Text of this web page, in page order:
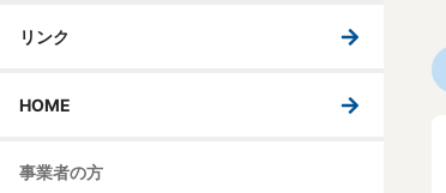
リンク
HOME
事業者の方